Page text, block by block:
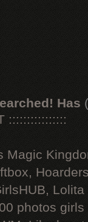
Has
::::::::::::::::
Magic
Lolita
photos